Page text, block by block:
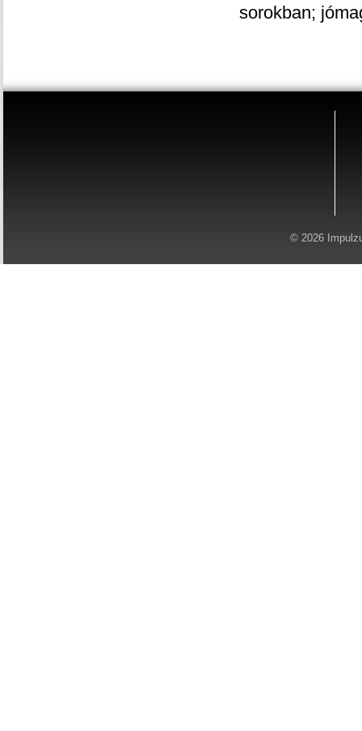
sorokban;
© 2026